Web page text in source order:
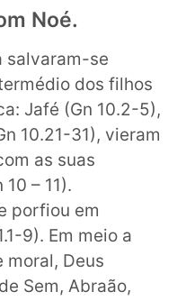
Noé.
salvaram-se
dos filhos
Jafé (Gn 10.2-5),
10.21-31), vieram
as suas
– 11).
porfiou em
9). Em meio a
moral, Deus
Sem, Abraão,